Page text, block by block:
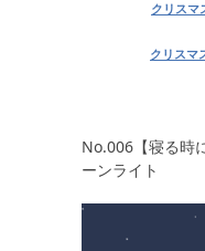
クリスマ
クリスマ
No.006【寝る時
ーンライト